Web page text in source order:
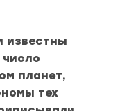
известны
планет,
тех